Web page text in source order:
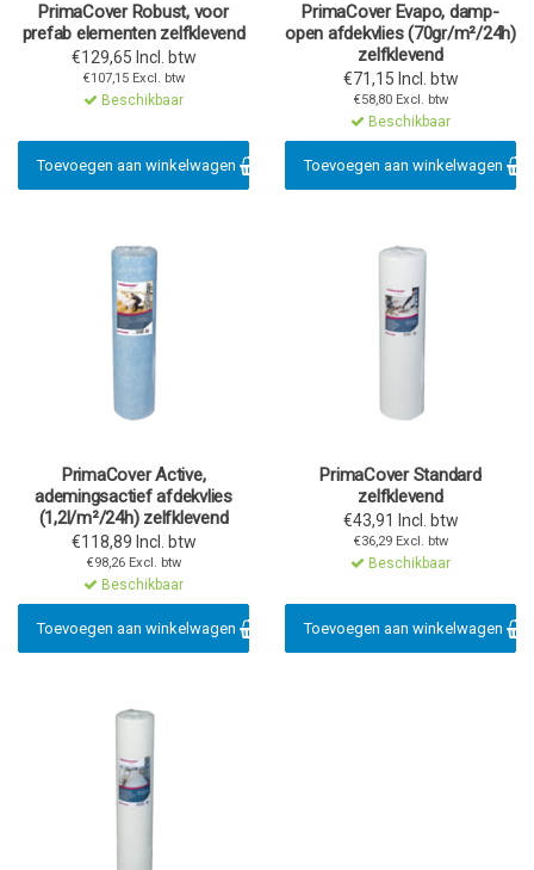
PrimaCover Robust, voor
prefab elementen zelfklevend
€129,65 Incl. btw
€107,15 Excl. btw
Beschikbaar
Toevoegen aan winkelwagen
PrimaCover Evapo, damp-
open afdekvlies (70gr/m²/24h)
zelfklevend
€71,15 Incl. btw
€58,80 Excl. btw
Beschikbaar
Toevoegen aan winkelwagen
PrimaCover Active,
ademingsactief afdekvlies
(1,2l/m²/24h) zelfklevend
€118,89 Incl. btw
€98,26 Excl. btw
Beschikbaar
Toevoegen aan winkelwagen
PrimaCover Standard
zelfklevend
€43,91 Incl. btw
€36,29 Excl. btw
Beschikbaar
Toevoegen aan winkelwagen